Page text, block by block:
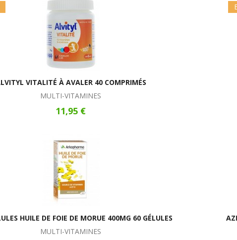
VITALITÉ À AVALER 40 COMPRIMÉS
MULTI-VITAMINES
11,95 €
HUILE DE FOIE DE MORUE 400MG 60 GÉLULES
MULTI-VITAMINES